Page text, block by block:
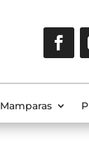
Mamparas